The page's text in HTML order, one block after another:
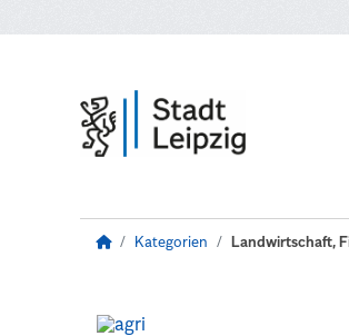
Kategorien Landwirtschaft,